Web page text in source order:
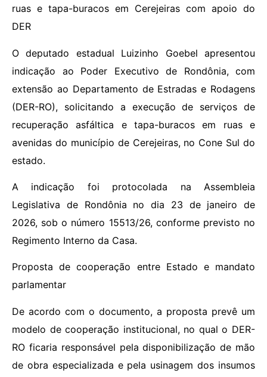
ruas e tapa-buracos em Cerejeiras com apoio do
DER
O deputado estadual Luizinho Goebel apresentou
indicação ao Poder Executivo de Rondônia, com
extensão ao Departamento de Estradas e Rodagens
(DER-RO), solicitando a execução de serviços de
recuperação asfáltica e tapa-buracos em ruas e
avenidas do município de Cerejeiras, no Cone Sul do
estado.
A indicação foi protocolada na Assembleia
Legislativa de Rondônia no dia 23 de janeiro de
2026, sob o número 15513/26, conforme previsto no
Regimento Interno da Casa.
Proposta de cooperação entre Estado e mandato
parlamentar
De acordo com o documento, a proposta prevê um
modelo de cooperação institucional, no qual o DER-
RO ficaria responsável pela disponibilização de mão
de obra especializada e pela usinagem dos insumos